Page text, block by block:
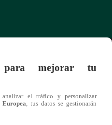
para mejorar tu
el tráfico y personalizar
Europea , tus datos se gestionarán